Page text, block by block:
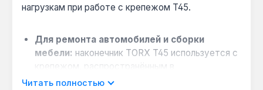
нагрузкам при работе с крепежом T45.
Для ремонта автомобилей и сборки
мебели: наконечник TORX T45 используется с
крепежом, распространённым в
автомобильной промышленности и мебельной
Читать полностью